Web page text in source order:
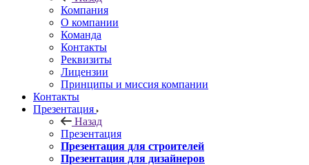
Компания
О компании
Команда
Контакты
Реквизиты
Лицензии
Принципы и миссия компании
Контакты
Презентация
Назад
Презентация
Презентация для строителей
Презентация для дизайнеров